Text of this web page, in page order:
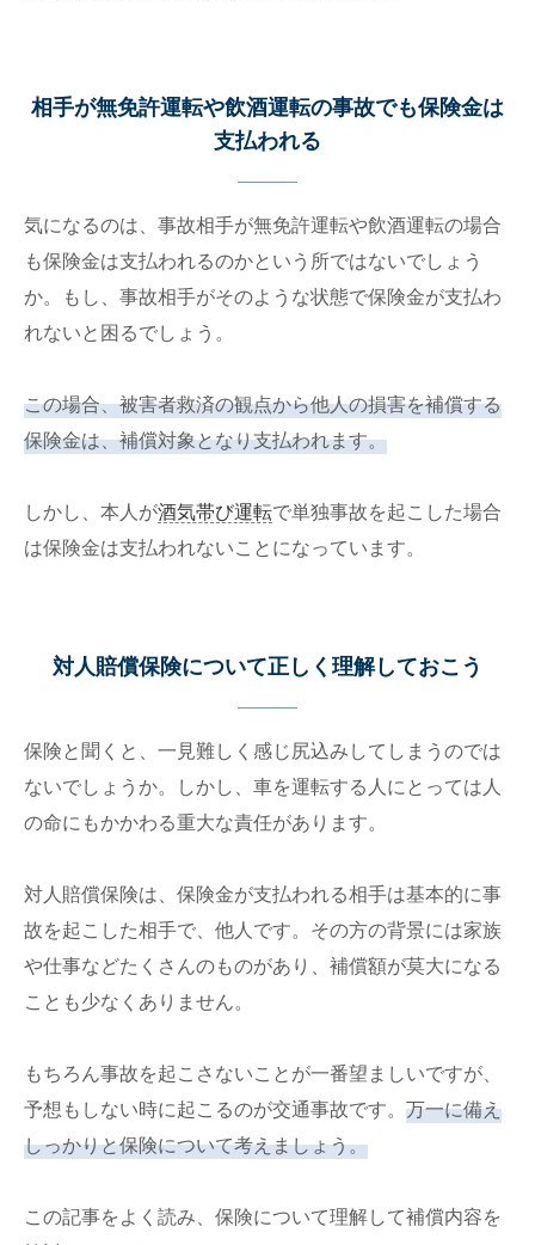
相手が無免許運転や飲酒運転の事故でも保険金は
支払われる
気になるのは、事故相手が無免許運転や飲酒運転の場合
も保険金は支払われるのかという所ではないでしょう
か。もし、事故相手がそのような状態で保険金が支払わ
れないと困るでしょう。
この場合、被害者救済の観点から他人の損害を補償する
保険金は、補償対象となり支払われます。
しかし、本人が酒気帯び運転で単独事故を起こした場合
は保険金は支払われないことになっています。
対人賠償保険について正しく理解しておこう
保険と聞くと、一見難しく感じ尻込みしてしまうのでは
ないでしょうか。しかし、車を運転する人にとっては人
の命にもかかわる重大な責任があります。
対人賠償保険は、保険金が支払われる相手は基本的に事
故を起こした相手で、他人です。その方の背景には家族
や仕事などたくさんのものがあり、補償額が莫大になる
ことも少なくありません。
もちろん事故を起こさないことが一番望ましいですが、
予想もしない時に起こるのが交通事故です。 万一に備え
しっかりと保険について考えましょう。
この記事をよく読み、保険について理解して補償内容を